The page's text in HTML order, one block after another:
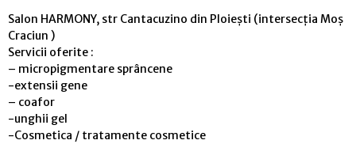
Salon HARMONY, str Cantacuzino din Ploiești (intersecția Moș
Craciun )
Servicii oferite :
– micropigmentare sprâncene
-extensii gene
– coafor
-unghii gel
-Cosmetica / tratamente cosmetice